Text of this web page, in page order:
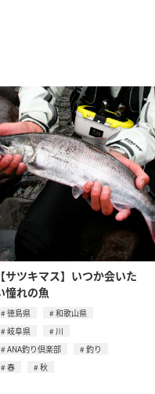
【サツキマス】いつか会いた
憧れの魚
徳島県
和歌山県
岐阜県
川
ANA釣り倶楽部
釣り
春
秋